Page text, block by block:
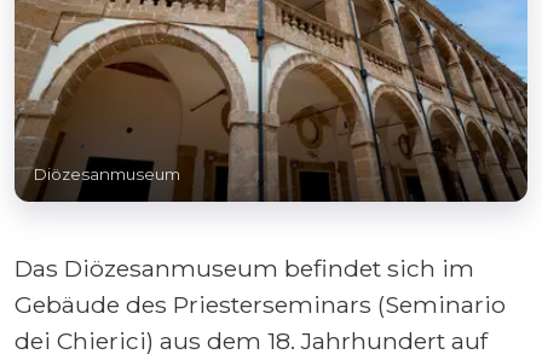
Diözesanmuseum
Das Diözesanmuseum befindet sich im
Gebäude des Priesterseminars (Seminario
dei Chierici) aus dem 18. Jahrhundert auf